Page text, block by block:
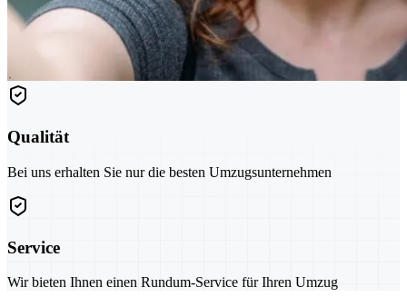
Qualität
Bei uns erhalten Sie nur die besten Umzugsunternehmen
Service
Wir bieten Ihnen einen Rundum-Service für Ihren Umzug